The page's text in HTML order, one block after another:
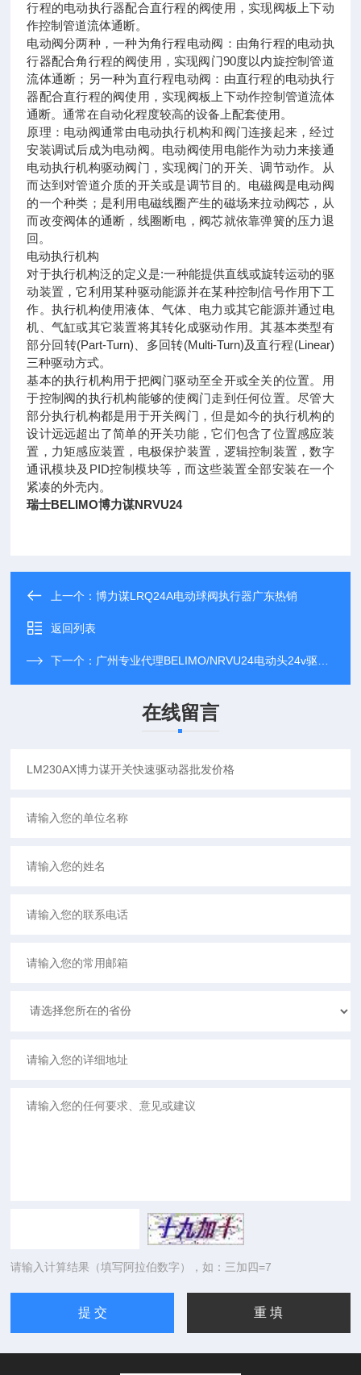
行程的电动执行器配合直行程的阀使用，实现阀板上下动
作控制管道流体通断。
电动阀分两种，一种为角行程电动阀：由角行程的电动执
行器配合角行程的阀使用，实现阀门90度以内旋控制管道
流体通断；另一种为直行程电动阀：由直行程的电动执行
器配合直行程的阀使用，实现阀板上下动作控制管道流体
通断。通常在自动化程度较高的设备上配套使用。
原理：电动阀通常由电动执行机构和阀门连接起来，经过
安装调试后成为电动阀。电动阀使用电能作为动力来接通
电动执行机构驱动阀门，实现阀门的开关、调节动作。从
而达到对管道介质的开关或是调节目的。电磁阀是电动阀
的一个种类；是利用电磁线圈产生的磁场来拉动阀芯，从
而改变阀体的通断，线圈断电，阀芯就依靠弹簧的压力退
回。
电动执行机构
对于执行机构泛的定义是:一种能提供直线或旋转运动的驱
动装置，它利用某种驱动能源并在某种控制信号作用下工
作。执行机构使用液体、气体、电力或其它能源并通过电
机、气缸或其它装置将其转化成驱动作用。其基本类型有
部分回转(Part-Turn)、多回转(Multi-Turn)及直行程(Linear)
三种驱动方式。
基本的执行机构用于把阀门驱动至全开或全关的位置。用
于控制阀的执行机构能够的使阀门走到任何位置。尽管大
部分执行机构都是用于开关阀门，但是如今的执行机构的
设计远远超出了简单的开关功能，它们包含了位置感应装
置，力矩感应装置，电极保护装置，逻辑控制装置，数字
通讯模块及PID控制模块等，而这些装置全部安装在一个
紧凑的外壳内。
瑞士BELIMO博力谋NRVU24
上一个：博力谋LRQ24A电动球阀执行器广东热销
返回列表
下一个： 广州专业代理BELIMO/NRVU24电动头24v驱动器
在线留言
请输入计算结果（填写阿拉伯数字），如：三加四=7